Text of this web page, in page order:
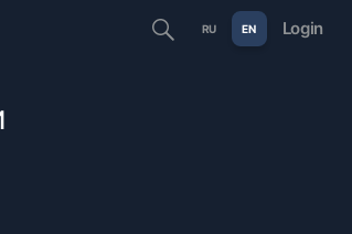
RU EN Login